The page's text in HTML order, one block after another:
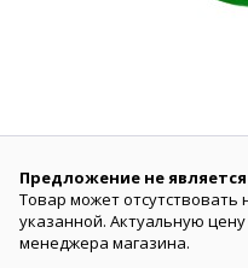
Предложение не
Товар может отсутствовать
указанной. Актуальную
менеджера магазина.